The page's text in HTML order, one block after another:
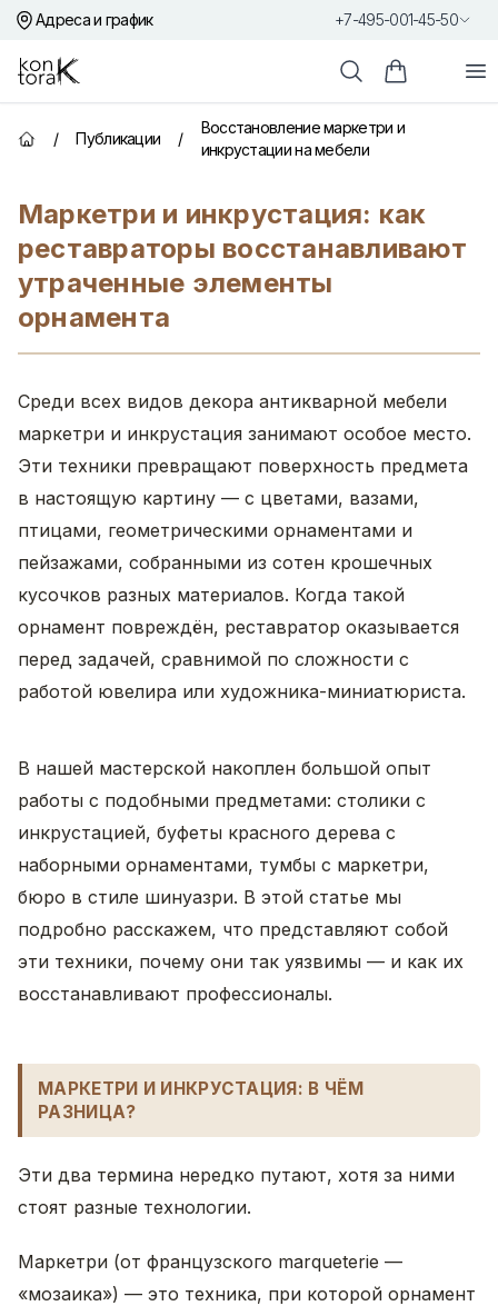
Адреса и график +7-495-001-45-50
Контора К
ПоискКорзина
Главная страница
/ Публикации /
Восстановление маркетри и
инкрустации на мебели
Маркетри и инкрустация: как
реставраторы восстанавливают
утраченные элементы
орнамента
Среди всех видов декора антикварной мебели
маркетри и инкрустация занимают особое место.
Эти техники превращают поверхность предмета
в настоящую картину — с цветами, вазами,
птицами, геометрическими орнаментами и
пейзажами, собранными из сотен крошечных
кусочков разных материалов. Когда такой
орнамент повреждён, реставратор оказывается
перед задачей, сравнимой по сложности с
работой ювелира или художника-миниатюриста.
В нашей мастерской накоплен большой опыт
работы с подобными предметами: столики с
инкрустацией, буфеты красного дерева с
наборными орнаментами, тумбы с маркетри,
бюро в стиле шинуазри. В этой статье мы
подробно расскажем, что представляют собой
эти техники, почему они так уязвимы — и как их
восстанавливают профессионалы.
МАРКЕТРИ И ИНКРУСТАЦИЯ: В ЧЁМ
РАЗНИЦА?
Эти два термина нередко путают, хотя за ними
стоят разные технологии.
Маркетри (от французского marqueterie —
«мозаика») — это техника, при которой орнамент